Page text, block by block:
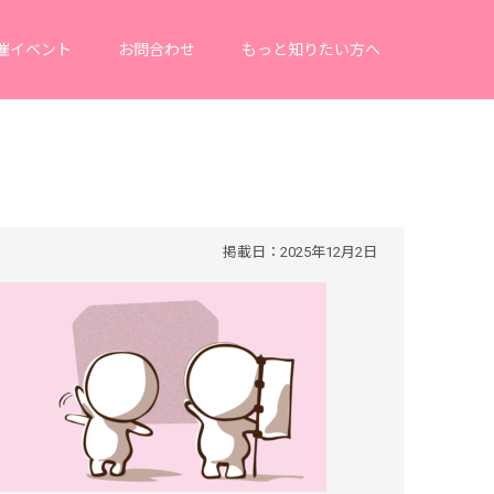
イベント お問合わせ もっと知りたい方へ
掲載日：2025年12月2日